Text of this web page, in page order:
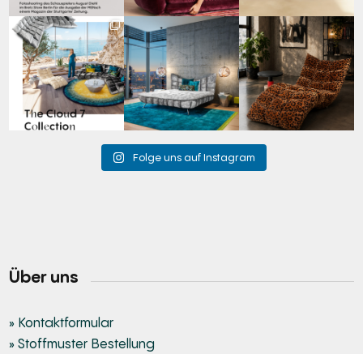
Für jeden Lieblingsplatz
die passende Cloud.
☁️...
63 1
Cloud 7 – nicht nur zum
Sitzen, sondern auch
zum...
151 3
A bold statement. A
quiet retreat.
Mit unserem...
205 4
Folge uns auf Instagram
Über uns
» Kontaktformular
» Stoffmuster Bestellung